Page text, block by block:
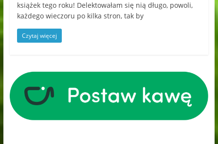
książek tego roku! Delektowałam się nią długo, powoli,
każdego wieczoru po kilka stron, tak by
Czytaj więcej